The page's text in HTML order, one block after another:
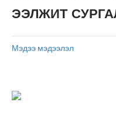
ЭЭЛЖИТ
Мэдээ мэдээлэл